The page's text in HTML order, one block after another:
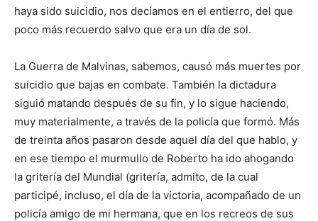
haya sido suicidio, nos decíamos en el entierro, del que
poco más recuerdo salvo que era un día de sol.
La Guerra de Malvinas, sabemos, causó más muertes por
suicidio que bajas en combate. También la dictadura
siguió matando después de su fin, y lo sigue haciendo,
muy materialmente, a través de la policía que formó. Más
de treinta años pasaron desde aquel día del que hablo, y
en ese tiempo el murmullo de Roberto ha ido ahogando
la gritería del Mundial (gritería, admito, de la cual
participé, incluso, el día de la victoria, acompañado de un
policía amigo de mi hermana, que en los recreos de sus